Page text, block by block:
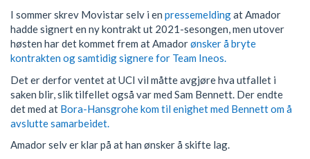
I sommer skrev Movistar selv i en pressemeldingat Amador
hadde signert en ny kontrakt ut 2021-sesongen, men utover
høsten har det kommet frem at Amadorønsker å bryte
kontrakten og samtidig signere for Team Ineos.
Det er derfor ventet at UCI vil måtte avgjøre hva utfallet i
saken blir, slik tilfellet også var med Sam Bennett. Der endte
det med at Bora-Hansgrohe kom til enighet med Bennett om å
avslutte samarbeidet.
Amador selv er klar på at han ønsker å skifte lag.